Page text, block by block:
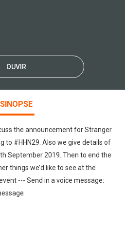
OUVIR
SINOPSE
the announcement for Stranger
to #HHN29. Also we give details of
September 2019. Then to end the
things we’d like to see at the
--- Send in a voice message: